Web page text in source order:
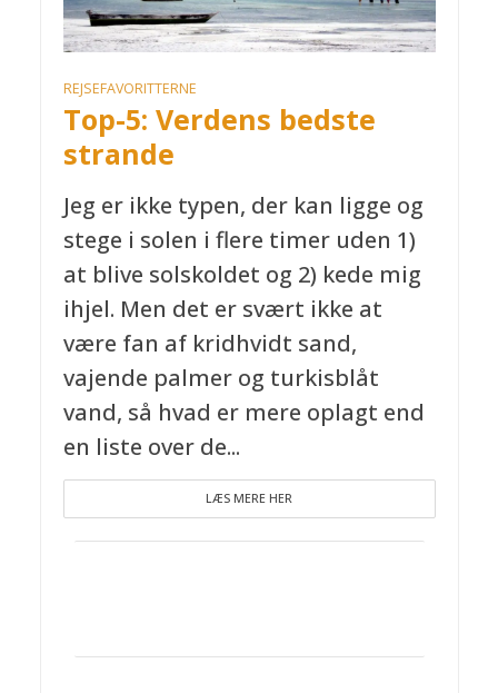
REJSEFAVORITTERNE
Top-5: Verdens bedste
strande
Jeg er ikke typen, der kan ligge og
stege i solen i flere timer uden 1)
at blive solskoldet og 2) kede mig
ihjel. Men det er svært ikke at
være fan af kridhvidt sand,
vajende palmer og turkisblåt
vand, så hvad er mere oplagt end
en liste over de...
LÆS MERE HER